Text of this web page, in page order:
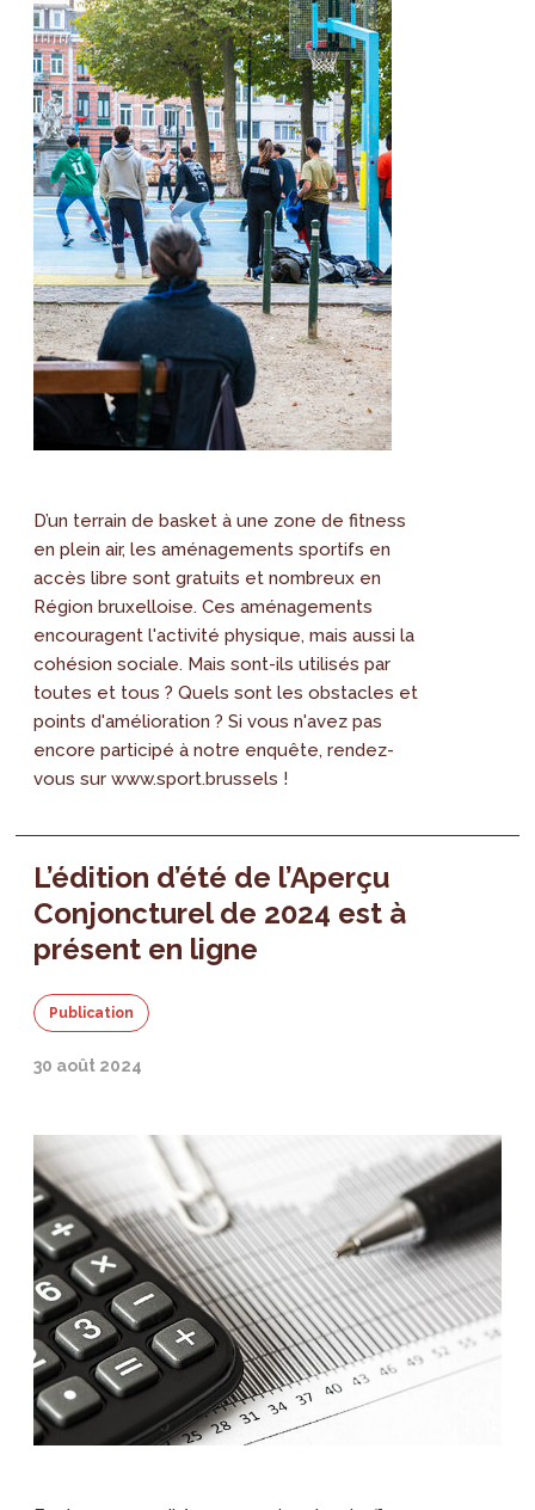
D’un terrain de basket à une zone de fitness
en plein air, les aménagements sportifs en
accès libre sont gratuits et nombreux en
Région bruxelloise. Ces aménagements
encouragent l'activité physique, mais aussi la
cohésion sociale. Mais sont-ils utilisés par
toutes et tous ? Quels sont les obstacles et
points d'amélioration ? Si vous n'avez pas
encore participé à notre enquête, rendez-
vous sur www.sport.brussels !
L’édition d’été de l’Aperçu
Conjoncturel de 2024 est à
présent en ligne
Publication
30 août 2024